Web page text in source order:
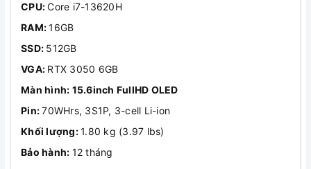
CPU:Core i7-13620H
RAM:16GB
SSD: 512GB
VGA: RTX 3050 6GB
Màn hình: 15.6inch FullHD OLED
Pin:70WHrs, 3S1P, 3-cell Li-ion
Khối lượng:1.80 kg (3.97 lbs)
Bảo hành: 12 tháng